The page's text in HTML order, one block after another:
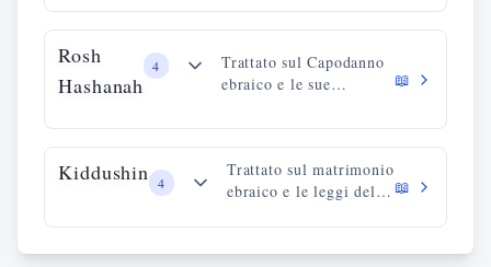
Rosh
Hashanah
4
Trattato sul Capodanno
ebraico e le sue
📖
Kiddushin 4
Trattato sul matrimonio
ebraico e le leggi del
📖